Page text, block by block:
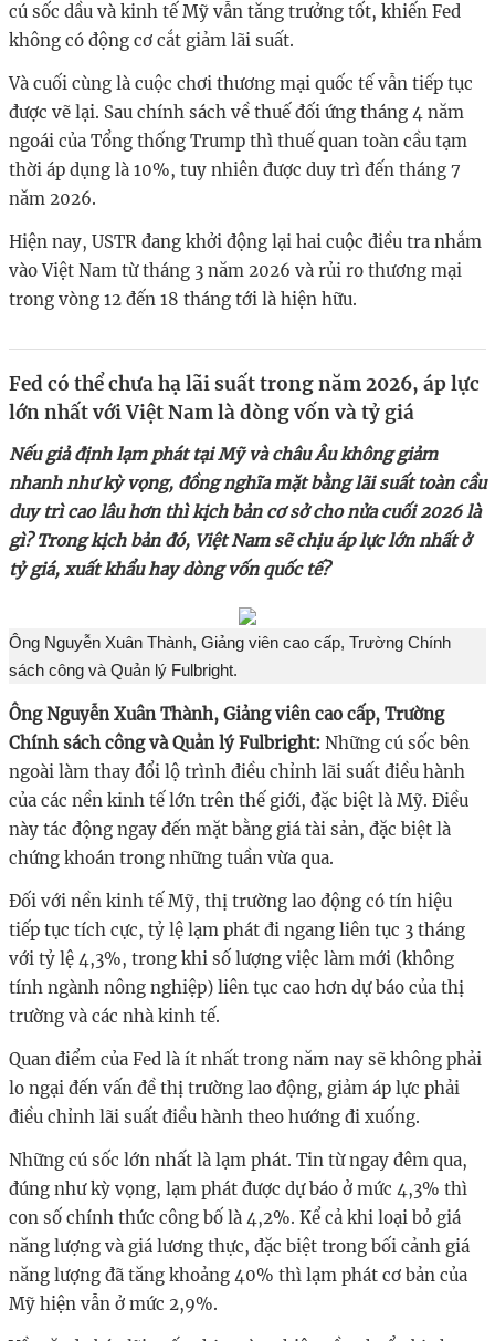
cú sốc dầu và kinh tế Mỹ vẫn tăng trưởng tốt, khiến Fed
không có động cơ cắt giảm lãi suất.
Và cuối cùng là cuộc chơi thương mại quốc tế vẫn tiếp tục
được vẽ lại. Sau chính sách về thuế đối ứng tháng 4 năm
ngoái của Tổng thống Trump thì thuế quan toàn cầu tạm
thời áp dụng là 10%, tuy nhiên được duy trì đến tháng 7
năm 2026.
Hiện nay, USTR đang khởi động lại hai cuộc điều tra nhắm
vào Việt Nam từ tháng 3 năm 2026 và rủi ro thương mại
trong vòng 12 đến 18 tháng tới là hiện hữu.
Fed có thể chưa hạ lãi suất trong năm 2026, áp lực
lớn nhất với Việt Nam là dòng vốn và tỷ giá
Nếu giả định lạm phát tại Mỹ và châu Âu không giảm
nhanh như kỳ vọng, đồng nghĩa mặt bằng lãi suất toàn cầu
duy trì cao lâu hơn thì kịch bản cơ sở cho nửa cuối 2026 là
gì? Trong kịch bản đó, Việt Nam sẽ chịu áp lực lớn nhất ở
tỷ giá, xuất khẩu hay dòng vốn quốc tế?
Ông Nguyễn Xuân Thành, Giảng viên cao cấp, Trường Chính
sách công và Quản lý Fulbright.
Ông Nguyễn Xuân Thành, Giảng viên cao cấp, Trường
Chính sách công và Quản lý Fulbright: Những cú sốc bên
ngoài làm thay đổi lộ trình điều chỉnh lãi suất điều hành
của các nền kinh tế lớn trên thế giới, đặc biệt là Mỹ. Điều
này tác động ngay đến mặt bằng giá tài sản, đặc biệt là
chứng khoán trong những tuần vừa qua.
Đối với nền kinh tế Mỹ, thị trường lao động có tín hiệu
tiếp tục tích cực, tỷ lệ lạm phát đi ngang liên tục 3 tháng
với tỷ lệ 4,3%, trong khi số lượng việc làm mới (không
tính ngành nông nghiệp) liên tục cao hơn dự báo của thị
trường và các nhà kinh tế.
Quan điểm của Fed là ít nhất trong năm nay sẽ không phải
lo ngại đến vấn đề thị trường lao động, giảm áp lực phải
điều chỉnh lãi suất điều hành theo hướng đi xuống.
Những cú sốc lớn nhất là lạm phát. Tin từ ngay đêm qua,
đúng như kỳ vọng, lạm phát được dự báo ở mức 4,3% thì
con số chính thức công bố là 4,2%. Kể cả khi loại bỏ giá
năng lượng và giá lương thực, đặc biệt trong bối cảnh giá
năng lượng đã tăng khoảng 40% thì lạm phát cơ bản của
Mỹ hiện vẫn ở mức 2,9%.